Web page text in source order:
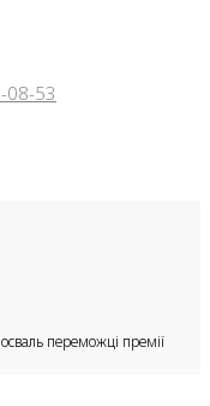
08-53
переможці премії